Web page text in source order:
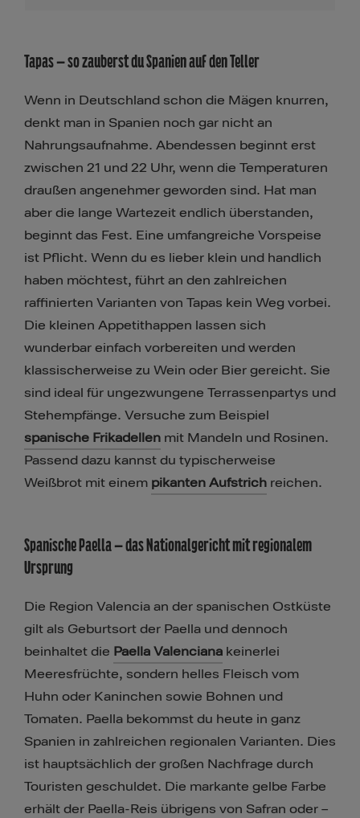
Tapas – so zauberst du Spanien auf den Teller
Wenn in Deutschland schon die Mägen knurren,
denkt man in Spanien noch gar nicht an
Nahrungsaufnahme. Abendessen beginnt erst
zwischen 21 und 22 Uhr, wenn die Temperaturen
draußen angenehmer geworden sind. Hat man
aber die lange Wartezeit endlich überstanden,
beginnt das Fest. Eine umfangreiche Vorspeise
ist Pflicht. Wenn du es lieber klein und handlich
haben möchtest, führt an den zahlreichen
raffinierten Varianten von Tapas kein Weg vorbei.
Die kleinen Appetithappen lassen sich
wunderbar einfach vorbereiten und werden
klassischerweise zu Wein oder Bier gereicht. Sie
sind ideal für ungezwungene Terrassenpartys und
Stehempfänge. Versuche zum Beispiel
spanische Frikadellen mit Mandeln und Rosinen.
Passend dazu kannst du typischerweise
Weißbrot mit einem pikanten Aufstrich reichen.
Spanische Paella – das Nationalgericht mit regionalem
Ursprung
Die Region Valencia an der spanischen Ostküste
gilt als Geburtsort der Paella und dennoch
beinhaltet die Paella Valenciana keinerlei
Meeresfrüchte, sondern helles Fleisch vom
Huhn oder Kaninchen sowie Bohnen und
Tomaten. Paella bekommst du heute in ganz
Spanien in zahlreichen regionalen Varianten. Dies
ist hauptsächlich der großen Nachfrage durch
Touristen geschuldet. Die markante gelbe Farbe
erhält der Paella-Reis übrigens von Safran oder –